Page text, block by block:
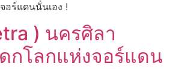
อร์แดนนั่นเอง !
) นครศิลา
กโลกแห่งจอร์แดน